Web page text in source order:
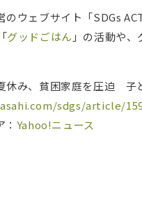
のウェブサイト「SDGs
グッドごはん 」の活動や
み、貧困家庭を圧迫 子
sdgs/article/
Yahoo!ニュース